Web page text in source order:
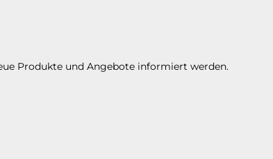
Produkte und Angebote informiert werden.